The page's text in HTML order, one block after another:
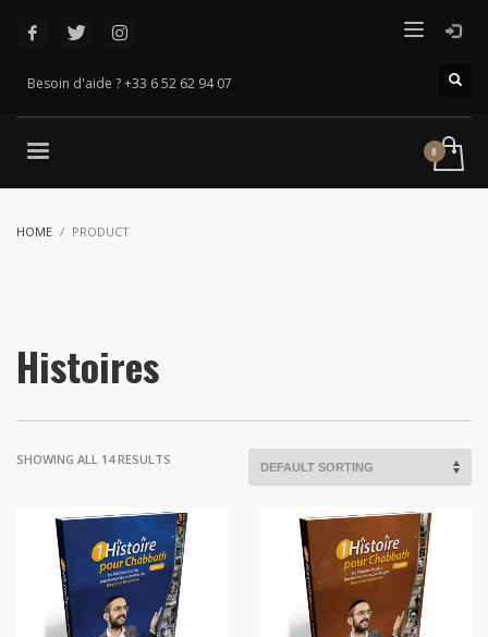
Besoin d'aide ? +33 6 52 62 94 07
HOME PRODUCT
Histoires
SHOWING ALL 14 RESULTS